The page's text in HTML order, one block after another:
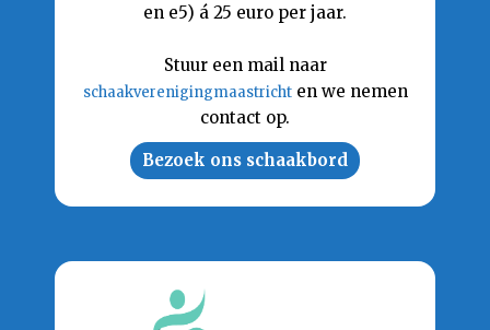
en e5) á 25 euro per jaar.
Stuur een mail naar
schaakverenigingmaastrichten we nemen
contact op.
Bezoek ons schaakbord